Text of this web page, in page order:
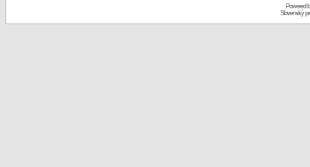
Powered
Slovenský